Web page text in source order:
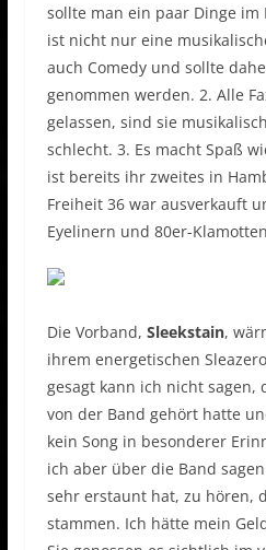
sollte man ein paar Dinge im
ist nicht nur eine
auch Comedy und sollte
genommen werden. 2. Alle
gelassen, sind sie
schlecht. 3. Es macht Spaß
ist bereits ihr zweites in
Freiheit 36 war ausverkauft
Eyelinern und 80er-
Die Vorband, Sleekstain,
ihrem energetischen
gesagt kann ich nicht sagen,
von der Band gehört hatte
kein Song in besonderer
ich aber über die Band
sehr erstaunt hat, zu hören,
stammen. Ich hätte mein